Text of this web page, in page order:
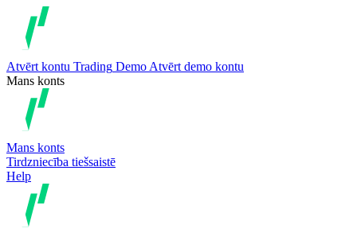
Atvērt kontu Trading Demo Atvērt demo kontu
Mans konts
Mans konts
Tirdzniecība tiešsaistē
Help